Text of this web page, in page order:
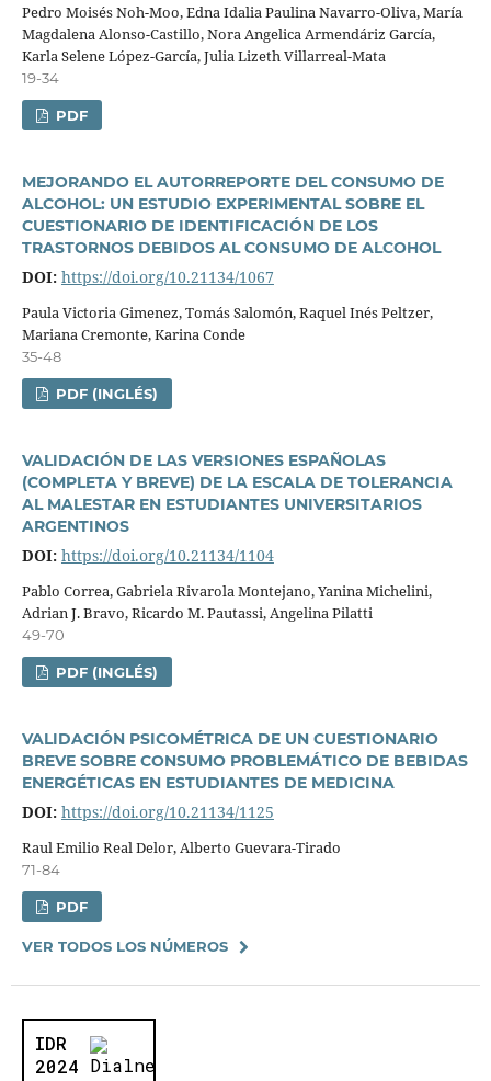
Pedro Moisés Noh-Moo, Edna Idalia Paulina Navarro-Oliva, Marí­a
Magdalena Alonso-Castillo, Nora Angelica Armendáriz Garcí­a,
Karla Selene López-Garcí­a, Julia Lizeth Villarreal-Mata
19-34
PDF
MEJORANDO EL AUTORREPORTE DEL CONSUMO DE
ALCOHOL: UN ESTUDIO EXPERIMENTAL SOBRE EL
CUESTIONARIO DE IDENTIFICACIÓN DE LOS
TRASTORNOS DEBIDOS AL CONSUMO DE ALCOHOL
DOI: https://doi.org/10.21134/1067
Paula Victoria Gimenez, Tomás Salomón, Raquel Inés Peltzer,
Mariana Cremonte, Karina Conde
35-48
PDF (INGLÉS)
VALIDACIÓN DE LAS VERSIONES ESPAÑOLAS
(COMPLETA Y BREVE) DE LA ESCALA DE TOLERANCIA
AL MALESTAR EN ESTUDIANTES UNIVERSITARIOS
ARGENTINOS
DOI: https://doi.org/10.21134/1104
Pablo Correa, Gabriela Rivarola Montejano, Yanina Michelini,
Adrian J. Bravo, Ricardo M. Pautassi, Angelina Pilatti
49-70
PDF (INGLÉS)
VALIDACIÓN PSICOMÉTRICA DE UN CUESTIONARIO
BREVE SOBRE CONSUMO PROBLEMÁTICO DE BEBIDAS
ENERGÉTICAS EN ESTUDIANTES DE MEDICINA
DOI: https://doi.org/10.21134/1125
Raul Emilio Real Delor, Alberto Guevara-Tirado
71-84
PDF
VER TODOS LOS NÚMEROS